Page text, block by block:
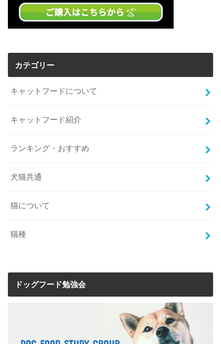
カテゴリー
キャットフードについて
キャットフード紹介
ランキング・おすすめ
犬猫共通
猫について
猫種
ドッグフード勉強会